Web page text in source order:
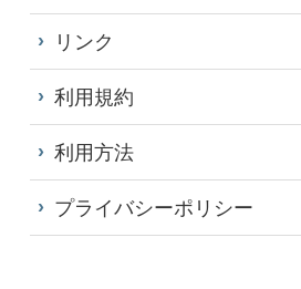
リンク
利用規約
利用方法
プライバシーポリシー